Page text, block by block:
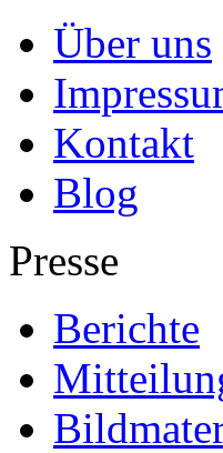
Über uns
Kontakt
Blog
Presse
Berichte